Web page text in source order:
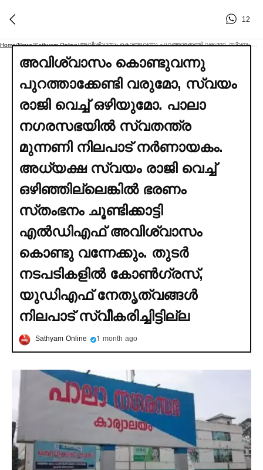
12
Home/News/Sathyam Online/
അവിശ്വാസം കൊണ്ടുവന്നു
പുറത്താക്കേണ്ടി വരുമോ, സ്വയം
രാജി വെച്ച്‌ ഒഴിയുമോ. പാലാ
നഗരസഭയില്‍ സ്വതന്ത്ര
മുന്നണി നിലപാട് നര്‍ണായകം.
അധ്യക്ഷ സ്വയം രാജി വെച്ച്‌
ഒഴിഞ്ഞില്ലെങ്കില്‍ ഭരണം
സ്‌തംഭനം ചൂണ്ടിക്കാട്ടി
എല്‍ഡിഎഫ് അവിശ്വാസം
കൊണ്ടു വന്നേക്കും. തുടര്‍
നടപടികളില്‍ കോണ്‍ഗ്രസ്‌,
യുഡിഎഫ്‌ നേതൃത്വങ്ങള്‍
നിലപാട്‌ സ്വീകരിച്ചിട്ടില്ല
Sathyam Online 1 month ago